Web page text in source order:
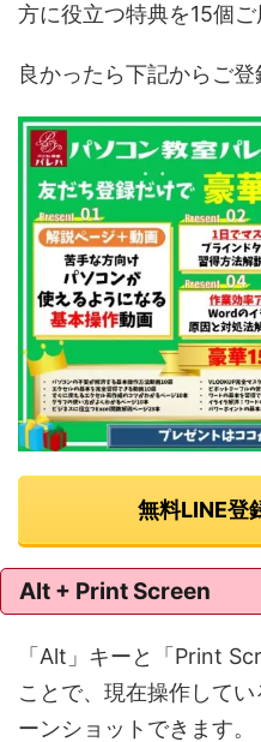
方に役立つ特典を15個ご
良かったら下記からご登
無料LINE登
Alt + Print Screen
「Alt」キーと「Print
ことで、現在操作して
ーンショットできます。